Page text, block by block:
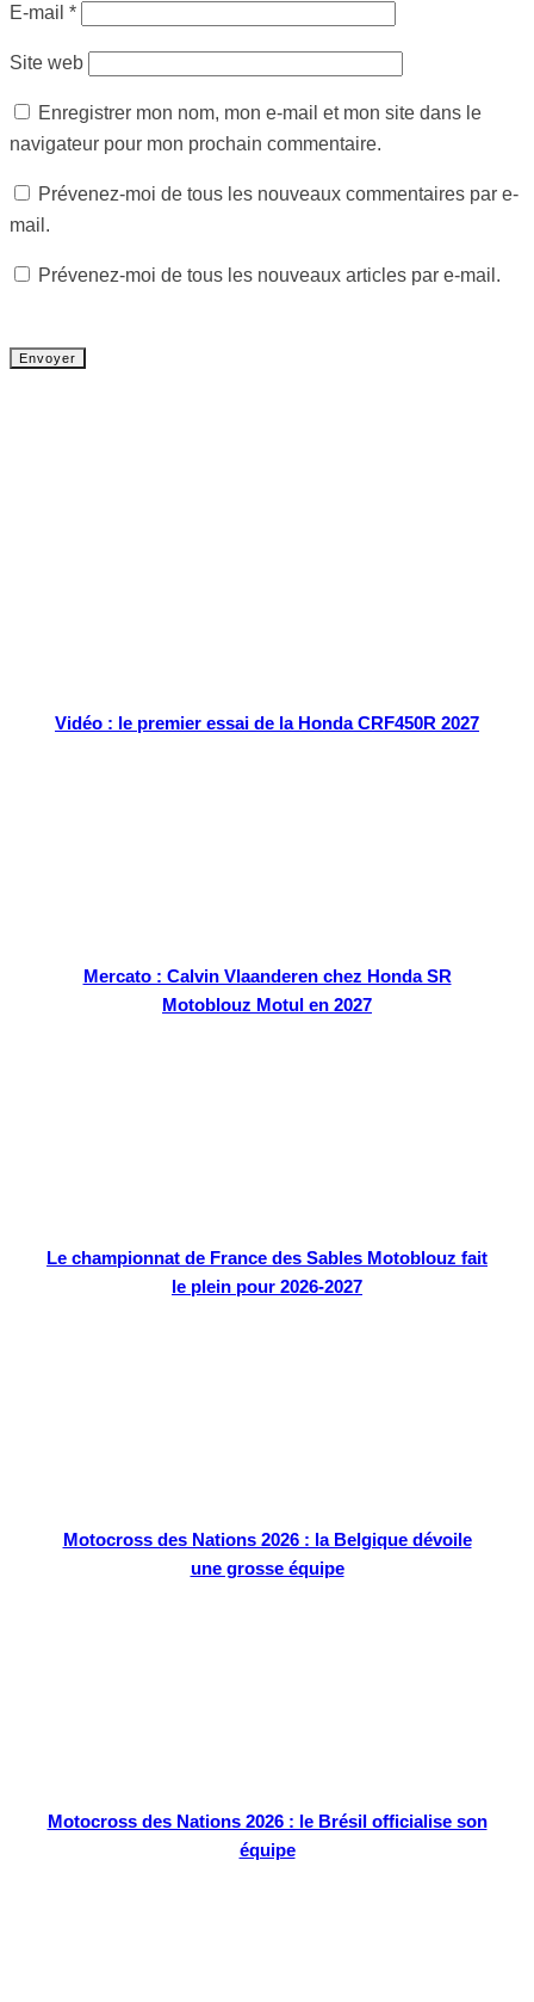
E-mail *
Site web
Enregistrer mon nom, mon e-mail et mon site dans le
navigateur pour mon prochain commentaire.
Prévenez-moi de tous les nouveaux commentaires par e-
mail.
Prévenez-moi de tous les nouveaux articles par e-mail.
Vidéo : le premier essai de la Honda CRF450R 2027
Mercato : Calvin Vlaanderen chez Honda SR
Motoblouz Motul en 2027
Le championnat de France des Sables Motoblouz fait
le plein pour 2026-2027
Motocross des Nations 2026 : la Belgique dévoile
une grosse équipe
Motocross des Nations 2026 : le Brésil officialise son
équipe